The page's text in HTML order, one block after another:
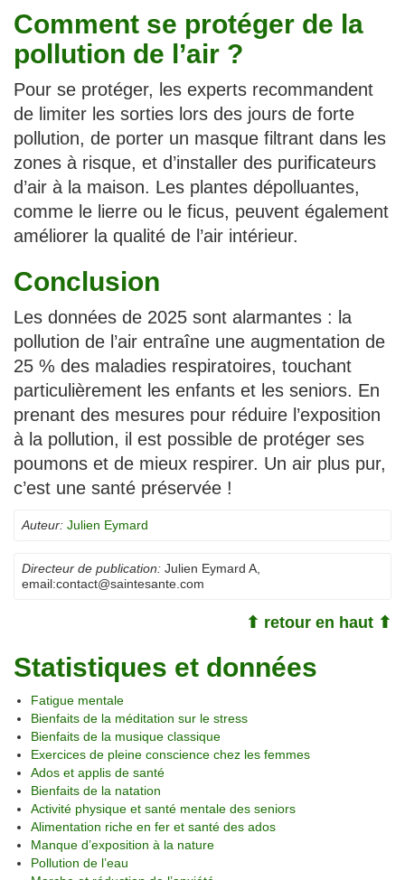
Comment se protéger de la
pollution de l’air ?
Pour se protéger, les experts recommandent
de limiter les sorties lors des jours de forte
pollution, de porter un masque filtrant dans les
zones à risque, et d’installer des purificateurs
d’air à la maison. Les plantes dépolluantes,
comme le lierre ou le ficus, peuvent également
améliorer la qualité de l’air intérieur.
Conclusion
Les données de 2025 sont alarmantes : la
pollution de l’air entraîne une augmentation de
25 % des maladies respiratoires, touchant
particulièrement les enfants et les seniors. En
prenant des mesures pour réduire l’exposition
à la pollution, il est possible de protéger ses
poumons et de mieux respirer. Un air plus pur,
c’est une santé préservée !
Auteur: Julien Eymard
Directeur de publication: Julien Eymard A
email:contact@saintesante.com
⬆ retour en haut ⬆
Statistiques et données
Fatigue mentale
Bienfaits de la méditation sur le stress
Bienfaits de la musique classique
Exercices de pleine conscience chez les femmes
Ados et applis de santé
Bienfaits de la natation
Activité physique et santé mentale des seniors
Alimentation riche en fer et santé des ados
Manque d’exposition à la nature
Pollution de l’eau